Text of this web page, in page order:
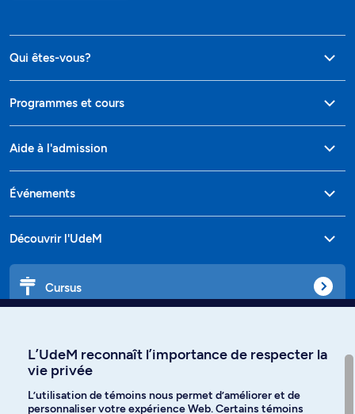
Qui êtes-vous?
Programmes et cours
Aide à l'admission
Événements
Découvrir l'UdeM
Cursus
Langues
L’UdeM reconnaît l’importance de respecter la
vie privée
L’utilisation de témoins nous permet d’améliorer et de
personnaliser votre expérience Web. Certains témoins